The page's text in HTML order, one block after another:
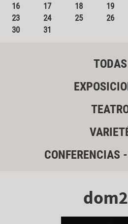
16
17 18 19
23
24 25 26
30
31
TODAS
CONFERENCIAS